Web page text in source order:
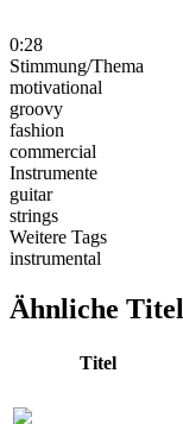
0:28
Stimmung/Thema
motivational
groovy
fashion
commercial
Instrumente
guitar
strings
Weitere Tags
instrumental
Ähnliche Titel
Titel